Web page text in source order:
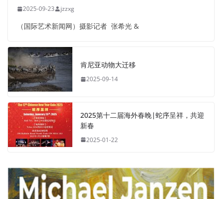
2025-09-23 jzzxg
（国际艺术新闻网）摄影记者 张希光 &
肯尼亚动物大迁移
2025-09-14
2025第十二届海外春晚|蛇序呈祥，共迎
新春
2025-01-22